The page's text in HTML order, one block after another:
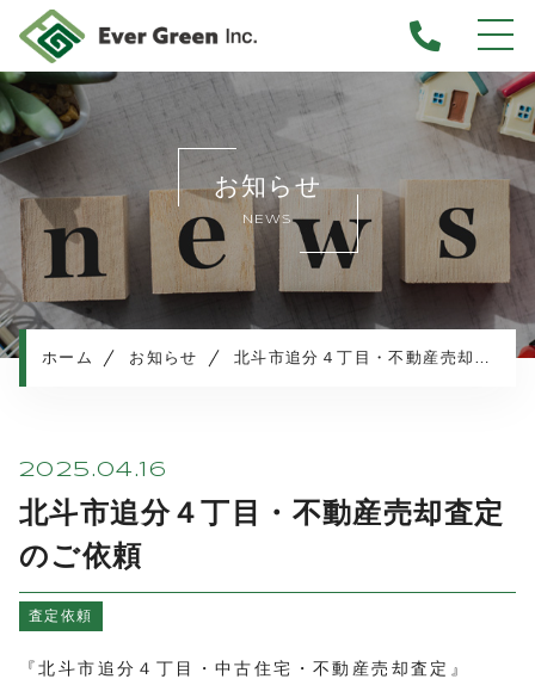
ホーム
当社について
不動産売却について
仲介売却
業者買取
不動産売却の流れ
お知らせ
お知らせ
NEWS
ホーム お知らせ 北斗市追分４丁目・不動産売却査定のご依頼
2025.04.16
北斗市追分４丁目・不動産売却査定
のご依頼
査定依頼
『北斗市追分４丁目・中古住宅・不動産売却査定』